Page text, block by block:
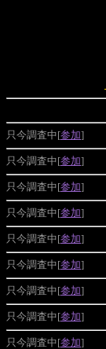
只今調査中[参加]
只今調査中[参加]
只今調査中[参加]
只今調査中[参加]
只今調査中[参加]
只今調査中[参加]
只今調査中[参加]
只今調査中[参加]
只今調査中[参加]